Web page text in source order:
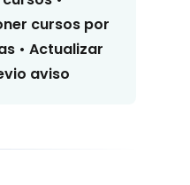
cursos por
• Actualizar
aviso